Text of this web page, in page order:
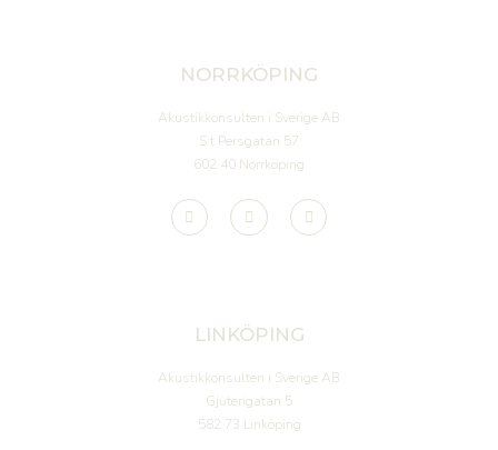
NORRKÖPING
Akustikkonsulten i Sverige AB
S:t Persgatan 57
602 40 Norrköping
LINKÖPING
Akustikkonsulten i Sverige AB
Gjuterigatan 5
582 73 Linköping